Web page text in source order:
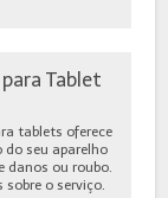
Tablet
tablets oferece
do seu aparelho
danos ou roubo.
sobre o serviço.